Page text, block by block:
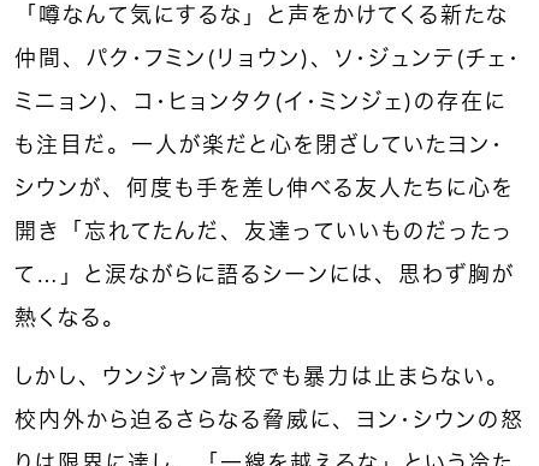
「噂なんて気にするな」と声をかけてくる新たな
仲間、パク・フミン（リョウン）、ソ・ジュンテ（チェ・
ミニョン）、コ・ヒョンタク（イ・ミンジェ）の存在に
も注目だ。一人が楽だと心を閉ざしていたヨン・
シウンが、何度も手を差し伸べる友人たちに心を
開き「忘れてたんだ、友達っていいものだったっ
て…」と涙ながらに語るシーンには、思わず胸が
熱くなる。
しかし、ウンジャン高校でも暴力は止まらない。
校内外から迫るさらなる脅威に、ヨン・シウンの怒